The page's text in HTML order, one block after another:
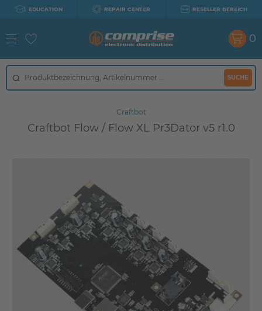
EDUCATION REPAIR CENTER RESELLER BEREICH
SUCHE
0
Craftbot
Craftbot Flow / Flow XL Pr3Dator v5 r1.0